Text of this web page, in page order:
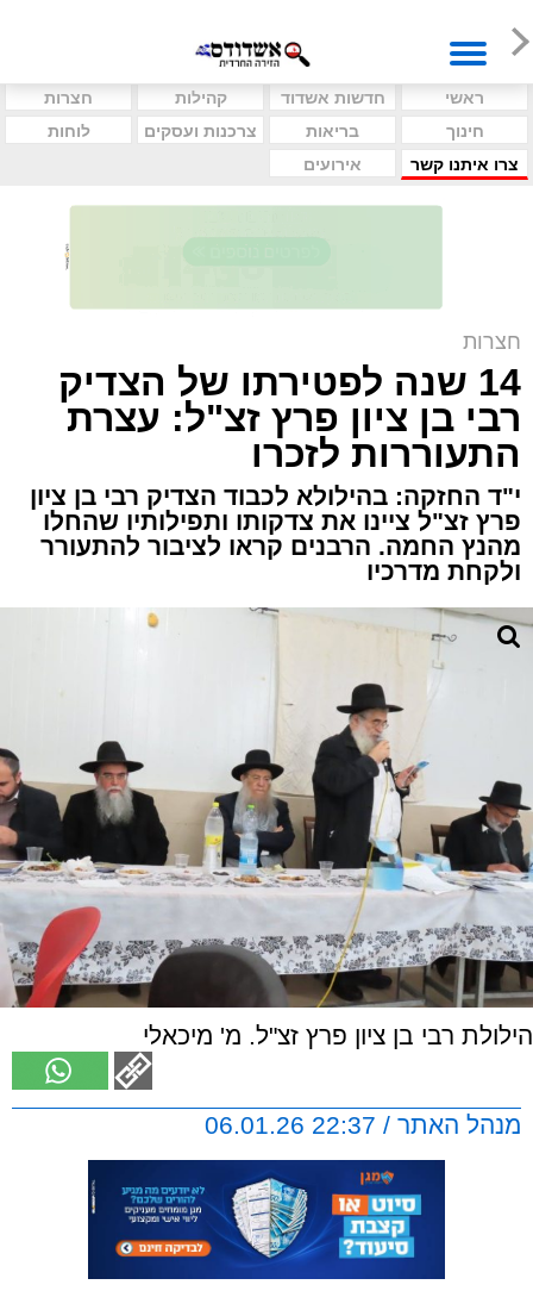
ראשי חדשות אשדוד קהילות
חצרות
חינוך
בריאות צרכנות ועסקים
לוחות
צרו איתנו קשר
אירועים
חצרות
14 שנה לפטירתו של הצדיק
רבי בן ציון פרץ זצ"ל: עצרת
התעוררות לזכרו
י"ד החזקה: בהילולא לכבוד הצדיק רבי בן ציון
פרץ זצ"ל ציינו את צדקותו ותפילותיו שהחלו
מהנץ החמה. הרבנים קראו לציבור להתעורר
ולקחת מדרכיו
הילולת רבי בן ציון פרץ זצ"ל. מ' מיכאלי
מנהל האתר / 22:37 06.01.26